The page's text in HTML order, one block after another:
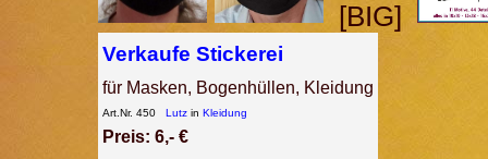
[BIG]
Verkaufe Stickerei
für Masken, Bogenhüllen, Kleidung
Art.Nr. 450 Lutz in Kleidung
Preis: 6,- €